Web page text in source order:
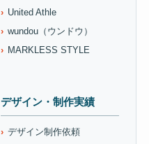
United Athle
wundou（ウンドウ）
MARKLESS STYLE
デザイン・制作実績
デザイン制作依頼